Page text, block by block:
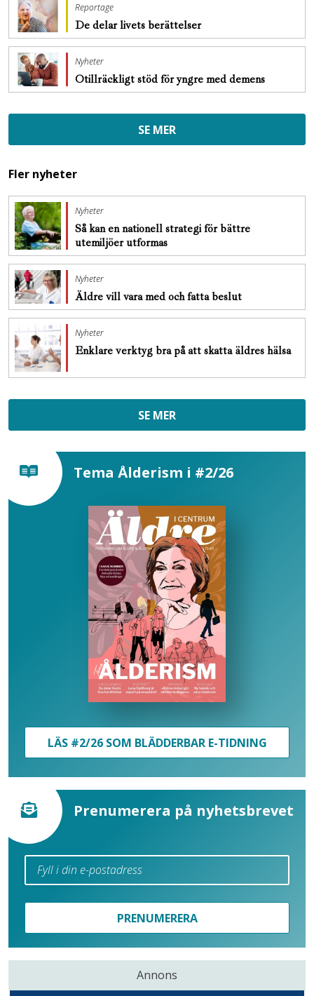
Reportage
De delar livets berättelser
Nyheter
Otillräckligt stöd för yngre med demens
SE MER
Fler nyheter
Nyheter
Så kan en nationell strategi för bättre
utemiljöer utformas
Nyheter
Äldre vill vara med och fatta beslut
Nyheter
Enklare verktyg bra på att skatta äldres hälsa
SE MER
Tema Ålderism i #2/26
LÄS #2/26 SOM BLÄDDERBAR E-TIDNING
Prenumerera på nyhetsbrevet
PRENUMERERA
Annons